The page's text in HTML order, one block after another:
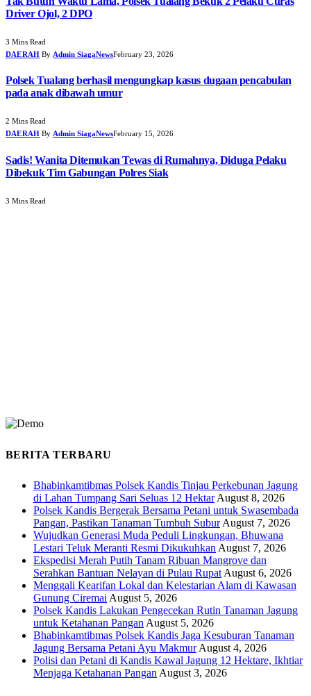
Driver Ojol, 2 DPO
3 Mins Read
DAERAH By Admin SiagaNewsFebruary 23, 2026
Polsek Tualang berhasil mengungkap kasus dugaan pencabulan
pada anak dibawah umur
2 Mins Read
DAERAH By Admin SiagaNewsFebruary 15, 2026
Sadis! Wanita Ditemukan Tewas di Rumahnya, Diduga Pelaku
Dibekuk Tim Gabungan Polres Siak
3 Mins Read
BERITA TERBARU
Bhabinkamtibmas Polsek Kandis Tinjau Perkebunan Jagung
di Lahan Tumpang Sari Seluas 12 Hektar August 8, 2026
Polsek Kandis Bergerak Bersama Petani untuk Swasembada
Pangan, Pastikan Tanaman Tumbuh Subur August 7, 2026
Wujudkan Generasi Muda Peduli Lingkungan, Bhuwana
Lestari Teluk Meranti Resmi Dikukuhkan August 7, 2026
Ekspedisi Merah Putih Tanam Ribuan Mangrove dan
Serahkan Bantuan Nelayan di Pulau Rupat August 6, 2026
Menggali Kearifan Lokal dan Kelestarian Alam di Kawasan
Gunung Ciremai August 5, 2026
Polsek Kandis Lakukan Pengecekan Rutin Tanaman Jagung
untuk Ketahanan Pangan August 5, 2026
Bhabinkamtibmas Polsek Kandis Jaga Kesuburan Tanaman
Jagung Bersama Petani Ayu Makmur August 4, 2026
Polisi dan Petani di Kandis Kawal Jagung 12 Hektare, Ikhtiar
Menjaga Ketahanan Pangan August 3, 2026